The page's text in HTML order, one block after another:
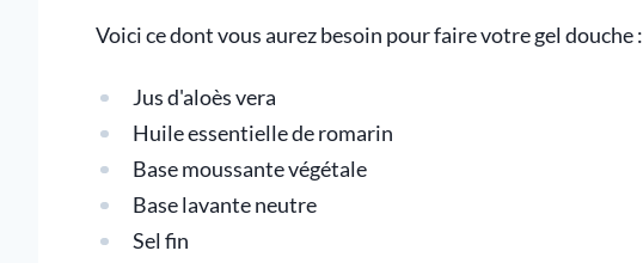
Voici ce dont vous aurez besoin pour faire votre gel douche :
Jus d'aloès vera
Huile essentielle de romarin
Base moussante végétale
Base lavante neutre
Sel fin